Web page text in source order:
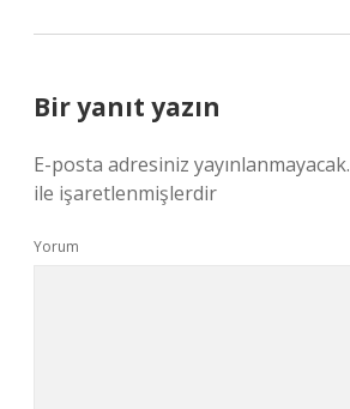
Bir yanıt yazın
E-posta adresiniz yayınlanmayacak.
ile işaretlenmişlerdir
Yorum